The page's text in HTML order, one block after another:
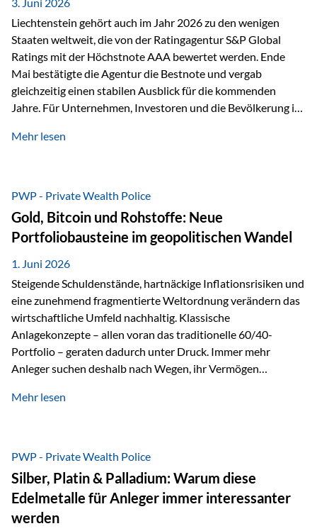
Liechtenstein gehört auch im Jahr 2026 zu den wenigen
Staaten weltweit, die von der Ratingagentur S&P Global
Ratings mit der Höchstnote AAA bewertet werden. Ende
Mai bestätigte die Agentur die Bestnote und vergab
gleichzeitig einen stabilen Ausblick für die kommenden
Jahre. Für Unternehmen, Investoren und die Bevölkerung ist
finanzielle Stabilität des Landes sowie das Vertrauen
trotz Herausforderungen Die weltwirtschaftlichen
Rahmenbedingungen bleiben anspruchsvoll. Geopolitische
Unsicherheiten, eine verhaltene Investitionstätigkeit und
eine schwächere Nachfrage in wichtigen Exportmärkten
beeinflussen auch die liechtensteinische Wirtschaft.
Dennoch sieht…
Mehr lesen
PWP - Private Wealth Police
Gold, Bitcoin und Rohstoffe: Neue
Portfoliobausteine im geopolitischen Wandel
1. Juni 2026
Steigende Schuldenstände, hartnäckige Inflationsrisiken und
eine zunehmend fragmentierte Weltordnung verändern das
wirtschaftliche Umfeld nachhaltig. Klassische
Anlagekonzepte – allen voran das traditionelle 60/40-
Portfolio – geraten dadurch unter Druck. Immer mehr
Anleger suchen deshalb nach Wegen, ihr Vermögen
Unsicherheit abzusichern. Genau hier rücken reale und
monetäre Rolle zurück Gold erlebt derzeit eine
bemerkenswerte Renaissance als monetärer Wertspeicher.
Treiber sind Rekordkäufe der Zentralbanken, geopolitische
Spannungen und ein schleichender Vertrauensverlust in
ungedeckte Papierwährungen. Wie groß dieser
Mehr lesen
PWP - Private Wealth Police
Silber, Platin & Palladium: Warum diese
Edelmetalle für Anleger immer interessanter
werden